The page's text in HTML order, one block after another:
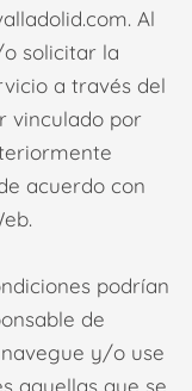
. Al
solicitar la
a través del
vinculado por
acuerdo con
podrían
de
y/o use
aquellas que se